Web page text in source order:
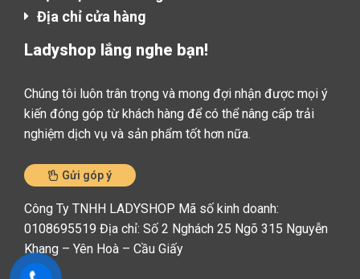
Địa chỉ cửa hàng
Ladyshop lắng nghe bạn!
Chúng tôi luôn trân trọng và mong đợi nhận được mọi ý
kiến đóng góp từ khách hàng để có thể nâng cấp trải
nghiệm dịch vụ và sản phẩm tốt hơn nữa.
Gửi góp ý
Công Ty TNHH LADYSHOP Mã số kinh doanh:
0108695519 Địa chỉ: Số 2 Nghách 25 Ngõ 315 Nguyễn
Khang – Yên Hoà – Cầu Giấy